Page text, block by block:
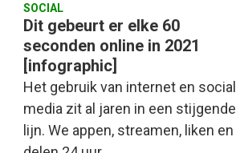
SOCIAL
Dit gebeurt er elke 60
seconden online in 2021
[infographic]
Het gebruik van internet en social
media zit al jaren in een stijgende
lijn. We appen, streamen, liken en